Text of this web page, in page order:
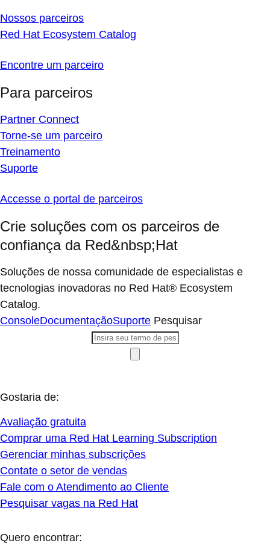
Nossos parceiros
Red Hat Ecosystem Catalog
Encontre um parceiro
Para parceiros
Partner Connect
Torne-se um parceiro
Treinamento
Suporte
Accesse o portal de parceiros
Crie soluções com os parceiros de
confiança da Red&nbsp;Hat
Soluções de nossa comunidade de especialistas e
tecnologias inovadoras no Red Hat® Ecosystem
Catalog.
ConsoleDocumentaçãoSuporte Pesquisar
Gostaria de:
Avaliação gratuita
Comprar uma Red Hat Learning Subscription
Gerenciar minhas subscrições
Contate o setor de vendas
Fale com o Atendimento ao Cliente
Pesquisar vagas na Red Hat
Quero encontrar: